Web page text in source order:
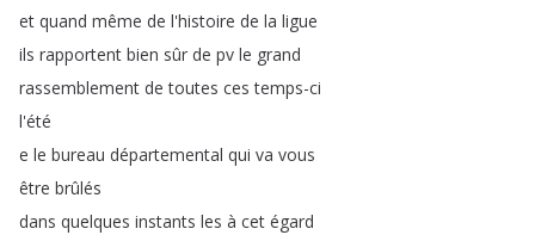
et quand même de l'histoire de la ligue
ils rapportent bien sûr de pv le grand
rassemblement de toutes ces temps-ci
l'été
e le bureau départemental qui va vous
être brûlés
dans quelques instants les à cet égard